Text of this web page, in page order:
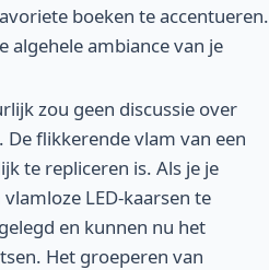
boeken te accentueren.
algehele ambiance van je
zou geen discussie over
flikkerende vlam van een
te repliceren is. Als je je
LED-kaarsen te
en kunnen nu het
Het groeperen van